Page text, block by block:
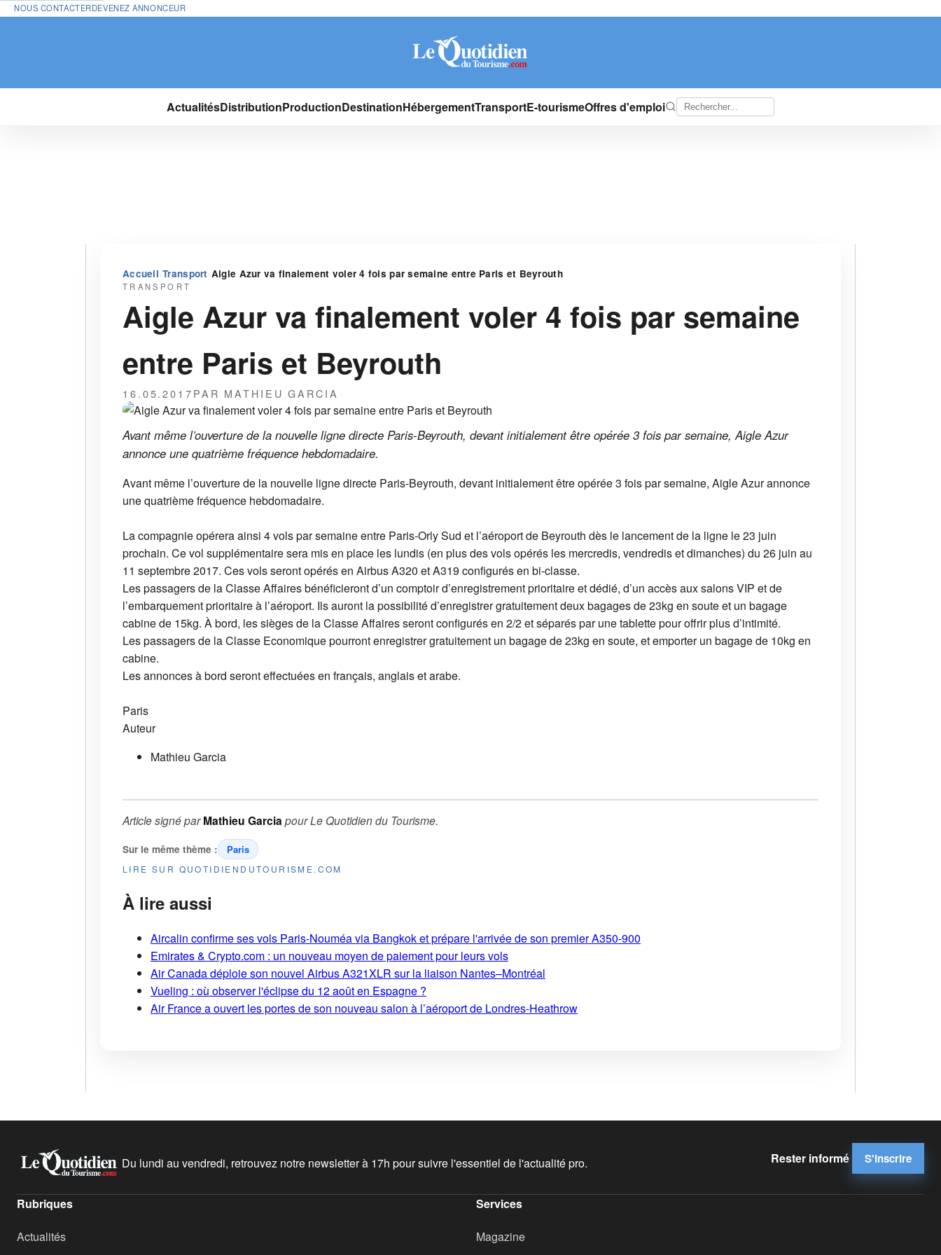
NOUS CONTACTERDEVENEZ ANNONCEUR
ActualitésDistributionProductionDestinationHébergementTransportE-tourismeOffres d'emploi
Accueil›Transport ›Aigle Azur va finalement voler 4 fois par semaine entre Paris et Beyrouth
TRANSPORT
Aigle Azur va finalement voler 4 fois par semaine
entre Paris et Beyrouth
16.05.2017PAR MATHIEU GARCIA
Avant même l’ouverture de la nouvelle ligne directe Paris-Beyrouth, devant initialement être opérée 3 fois par semaine, Aigle Azur
annonce une quatrième fréquence hebdomadaire.
Avant même l’ouverture de la nouvelle ligne directe Paris-Beyrouth, devant initialement être opérée 3 fois par semaine, Aigle Azur annonce
une quatrième fréquence hebdomadaire.
La compagnie opérera ainsi 4 vols par semaine entre Paris-Orly Sud et l’aéroport de Beyrouth dès le lancement de la ligne le 23 juin
prochain. Ce vol supplémentaire sera mis en place les lundis (en plus des vols opérés les mercredis, vendredis et dimanches) du 26 juin au
11 septembre 2017. Ces vols seront opérés en Airbus A320 et A319 configurés en bi-classe.
Les passagers de la Classe Affaires bénéficieront d’un comptoir d’enregistrement prioritaire et dédié, d’un accès aux salons VIP et de
l’embarquement prioritaire à l’aéroport. Ils auront la possibilité d’enregistrer gratuitement deux bagages de 23kg en soute et un bagage
cabine de 15kg. À bord, les sièges de la Classe Affaires seront configurés en 2/2 et séparés par une tablette pour offrir plus d’intimité.
Les passagers de la Classe Economique pourront enregistrer gratuitement un bagage de 23kg en soute, et emporter un bagage de 10kg en
cabine.
Les annonces à bord seront effectuées en français, anglais et arabe.
Paris
Auteur
Mathieu Garcia
Article signé parMathieu Garcia pourLe Quotidien du Tourisme.
Sur le même thème : Paris
LIRE SUR QUOTIDIENDUTOURISME.COM
À lire aussi
Aircalin confirme ses vols Paris-Nouméa via Bangkok et prépare l'arrivée de son premier A350-900
Emirates & Crypto.com : un nouveau moyen de paiement pour leurs vols
Air Canada déploie son nouvel Airbus A321XLR sur la liaison Nantes–Montréal
Vueling : où observer l'éclipse du 12 août en Espagne ?
Air France a ouvert les portes de son nouveau salon à l’aéroport de Londres-Heathrow
Du lundi au vendredi, retrouvez notre newsletter à 17h pour suivre l'essentiel de l'actualité pro. Rester informé S'inscrire
Rubriques
Actualités
Services
Magazine